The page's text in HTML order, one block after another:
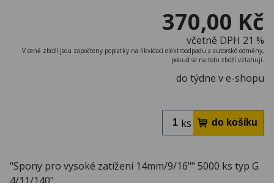
370,00 Kč
včetně DPH 21 %
V ceně zboží jsou započteny poplatky na likvidaci elektroodpadu a autorské odměny,
pokud se na toto zboží vztahují.
do týdne v e-shopu
ks
"Spony pro vysoké zatížení 14mm/9/16"" 5000 ks typ G